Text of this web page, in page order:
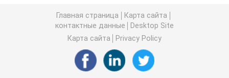
сцепление с компрессором
Электрический компрессор AC
Главная страница
Карта сайта
контактные данные
Desktop Site
Карта сайта
Privacy Policy